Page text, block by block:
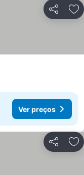
Partilhar
Ver preços
Partilhar